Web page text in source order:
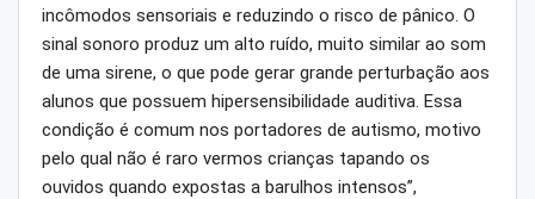
incômodos sensoriais e reduzindo o risco de pânico. O
sinal sonoro produz um alto ruído, muito similar ao som
de uma sirene, o que pode gerar grande perturbação aos
alunos que possuem hipersensibilidade auditiva. Essa
condição é comum nos portadores de autismo, motivo
pelo qual não é raro vermos crianças tapando os
ouvidos quando expostas a barulhos intensos”,